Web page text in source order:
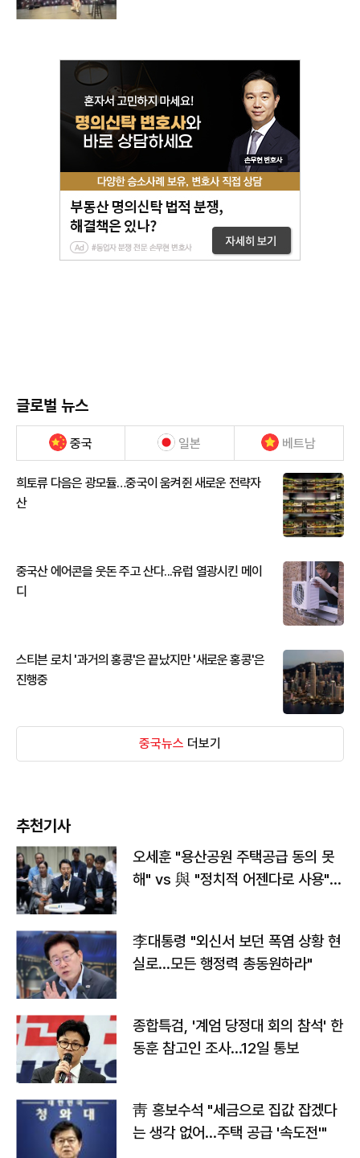
글로벌 뉴스
중국 일본 베트남
희토류 다음은 광모듈…중국이 움켜쥔 새로운 전략자
산
중국산 에어콘을 웃돈 주고 산다...유럽 열광시킨 메이
디
스티븐 로치 '과거의 홍콩'은 끝났지만 '새로운 홍콩'은
진행중
중국뉴스 더보기
추천기사
오세훈 "용산공원 주택공급 동의 못
해" vs 與 "정치적 어젠다로 사용"
李대통령 "외신서 보던 폭염 상황 현
실로…모든 행정력 총동원하라"
종합특검, '계엄 당정대 회의 참석' 한
동훈 참고인 조사...12일 통보
靑 홍보수석 "세금으로 집값 잡겠다
는 생각 없어…주택 공급 '속도전'"